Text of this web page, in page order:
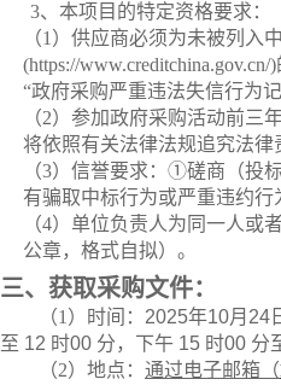
3、 本项目的特定资格要求：
（1）供应商必须为未被列入
(https://
“政府采购严重违法失信行为
（2） 参加政府采购活动前三
将依照有关法律法规追究法律
（3）信誉要求：①磋商（投
有骗取中标行为或严重违约
（4）单位负责人为同一人或
公章，格式自拟）。
三、 获取采购文件：
（1） 时间： 2025年10月 24
至 12 时00 分，下午 15 时00 分
（2） 地点： 通过电子邮箱（